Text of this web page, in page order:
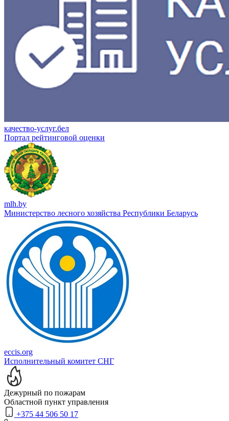
качество-услуг.бел
Портал рейтинговой оценки
mlh.by
Министерство лесного хозяйства Республики Беларусь
eccis.org
Исполнительный комитет СНГ
Дежурный по пожарам
Областной пункт управления
+375 44 506 50 17